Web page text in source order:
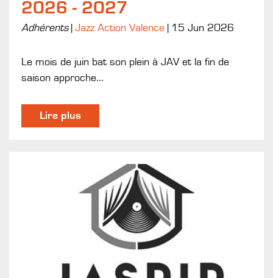
2026 - 2027
Adhérents Jazz Action Valence 15 Jun 2026
Le mois de juin bat son plein à JAV et la fin de
saison approche...
Lire plus